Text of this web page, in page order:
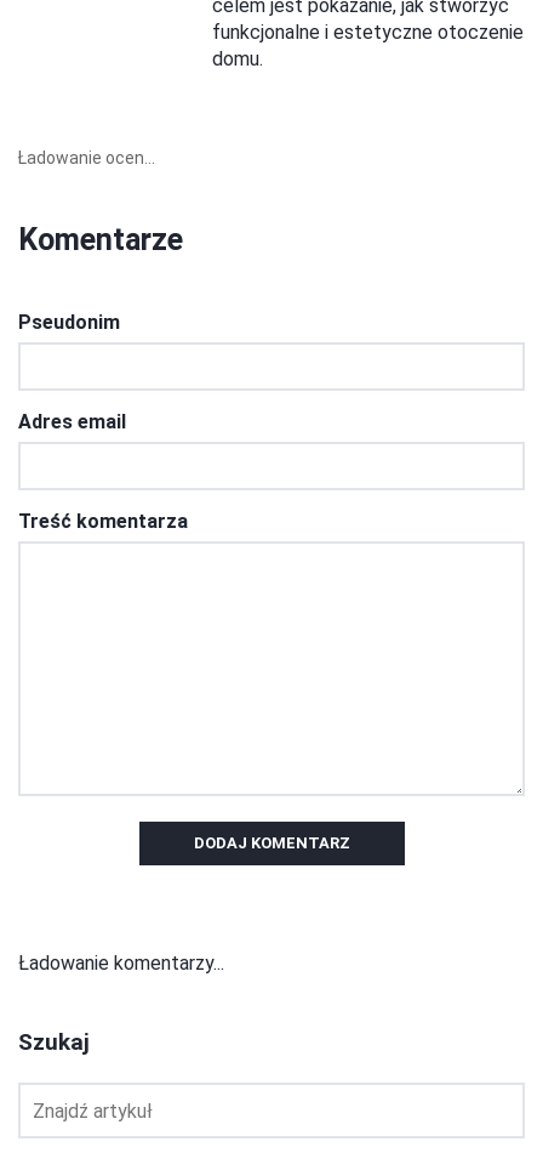
celem jest pokazanie, jak stworzyć
funkcjonalne i estetyczne otoczenie
domu.
Ładowanie ocen...
Komentarze
Pseudonim
Adres email
Treść komentarza
DODAJ KOMENTARZ
Ładowanie komentarzy...
Szukaj